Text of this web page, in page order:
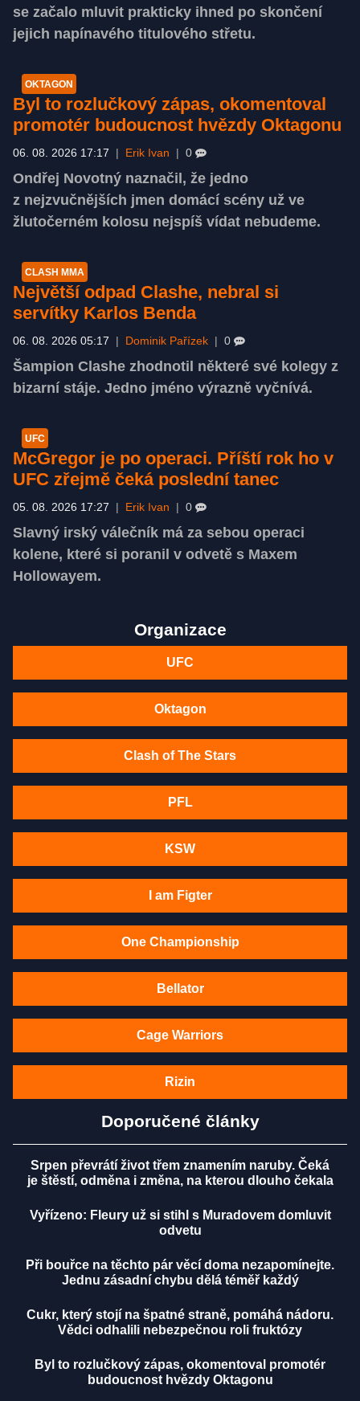
se začalo mluvit prakticky ihned po skončení
jejich napínavého titulového střetu.
OKTAGON
Byl to rozlučkový zápas, okomentoval
promotér budoucnost hvězdy Oktagonu
06. 08. 2026 17:17 Erik Ivan 0
Ondřej Novotný naznačil, že jedno
z nejzvučnějších jmen domácí scény už ve
žlutočerném kolosu nejspíš vídat nebudeme.
CLASH MMA
Největší odpad Clashe, nebral si
servítky Karlos Benda
06. 08. 2026 05:17 Dominik Pařízek 0
Šampion Clashe zhodnotil některé své kolegy z
bizarní stáje. Jedno jméno výrazně vyčnívá.
UFC
McGregor je po operaci. Příští rok ho v
UFC zřejmě čeká poslední tanec
05. 08. 2026 17:27 Erik Ivan 0
Slavný irský válečník má za sebou operaci
kolene, které si poranil v odvetě s Maxem
Hollowayem.
Organizace
UFC
Oktagon
Clash of The Stars
PFL
KSW
I am Figter
One Championship
Bellator
Cage Warriors
Rizin
Doporučené články
Srpen převrátí život třem znamením naruby. Čeká
je štěstí, odměna i změna, na kterou dlouho čekala
Vyřízeno: Fleury už si stihl s Muradovem domluvit
odvetu
Při bouřce na těchto pár věcí doma nezapomínejte.
Jednu zásadní chybu dělá téměř každý
Cukr, který stojí na špatné straně, pomáhá nádoru.
Vědci odhalili nebezpečnou roli fruktózy
Byl to rozlučkový zápas, okomentoval promotér
budoucnost hvězdy Oktagonu